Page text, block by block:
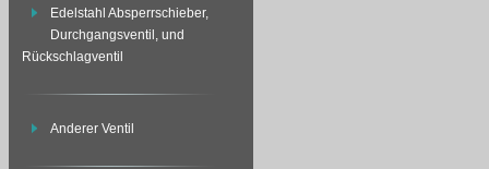
Edelstahl Absperrschieber,
Durchgangsventil, und
Rückschlagventil
Anderer Ventil